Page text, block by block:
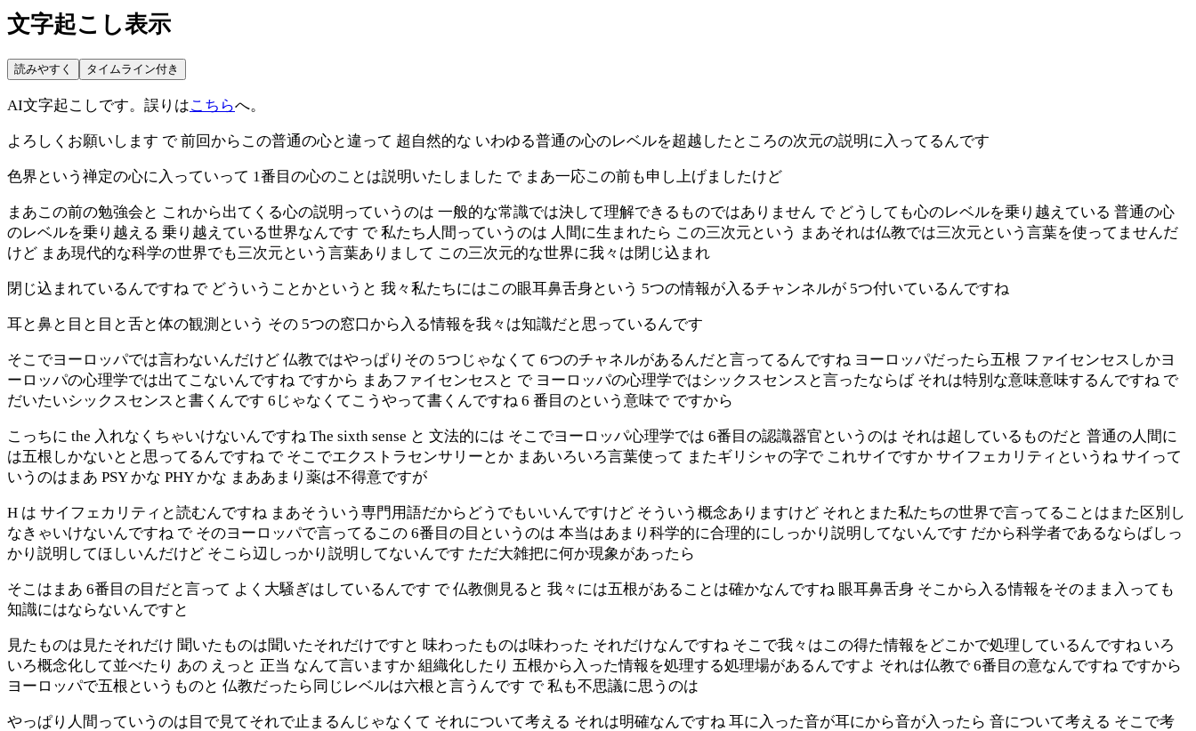
文字起こし表示
読みやすく タイムライン付き
AI文字起こしです。誤りはこちらへ。
よろしくお願いします で 前回からこの普通の心と違って 超自然的な いわゆる普通の心のレベルを超越したところの次元の説明に入ってるんです
色界という禅定の心に入っていって 1番目の心のことは説明いたしました で まあ一応この前も申し上げましたけど
まあこの前の勉強会と これから出てくる心の説明っていうのは 一般的な常識では決して理解できるものではありません で どうしても心のレベルを乗り越えている 普通の心
のレベルを乗り越える 乗り越えている世界なんです で 私たち人間っていうのは 人間に生まれたら この三次元という まあそれは仏教では三次元という言葉を使ってませんだ
けど まあ現代的な科学の世界でも三次元という言葉ありまして この三次元的な世界に我々は閉じ込まれ
閉じ込まれているんですね で どういうことかというと 我々私たちにはこの眼耳鼻舌身という 5つの情報が入るチャンネルが 5つ付いているんですね
耳と鼻と目と目と舌と体の観測という その 5つの窓口から入る情報を我々は知識だと思っているんです
そこでヨーロッパでは言わないんだけど 仏教ではやっぱりその 5つじゃなくて 6つのチャネルがあるんだと言ってるんですね ヨーロッパだったら五根 ファイセンセスしかヨ
ーロッパの心理学では出てこないんですね ですから まあファイセンセスと で ヨーロッパの心理学ではシックスセンスと言ったならば それは特別な意味意味するんですね で
だいたいシックスセンスと書くんです 6じゃなくてこうやって書くんですね 6 番目のという意味で ですから
こっちに the 入れなくちゃいけないんですね The sixth sense と 文法的には そこでヨーロッパ心理学では 6番目の認識器官というのは それは超しているものだと 普通の人間に
は五根しかないとと思ってるんですね で そこでエクストラセンサリーとか まあいろいろ言葉使って またギリシャの字で これサイですか サイフェカリティというね サイって
いうのはまあ PSY かな PHY かな まああまり薬は不得意ですが
H は サイフェカリティと読むんですね まあそういう専門用語だからどうでもいいんですけど そういう概念ありますけど それとまた私たちの世界で言ってることはまた区別し
なきゃいけないんですね で そのヨーロッパで言ってるこの 6番目の目というのは 本当はあまり科学的に合理的にしっかり説明してないんです だから科学者であるならばしっ
かり説明してほしいんだけど そこら辺しっかり説明してないんです ただ大雑把に何か現象があったら
そこはまあ 6番目の目だと言って よく大騒ぎはしているんです で 仏教側見ると 我々には五根があることは確かなんですね 眼耳鼻舌身 そこから入る情報をそのまま入っても
知識にはならないんですと
見たものは見たそれだけ 聞いたものは聞いたそれだけですと 味わったものは味わった それだけなんですね そこで我々はこの得た情報をどこかで処理しているんですね いろ
いろ概念化して並べたり あの えっと 正当 なんて言いますか 組織化したり 五根から入った情報を処理する処理場があるんですよ それは仏教で 6番目の意なんですね ですから
ヨーロッパで五根というものと 仏教だったら同じレベルは六根と言うんです で 私も不思議に思うのは
やっぱり人間っていうのは目で見てそれで止まるんじゃなくて それについて考える それは明確なんですね 耳に入った音が耳にから音が入ったら 音について考える そこで考